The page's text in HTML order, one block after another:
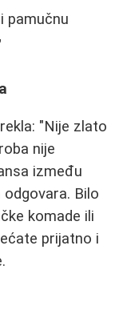
pamučnu
"Nije zlato
nije
između
Bilo
komade ili
prijatno i